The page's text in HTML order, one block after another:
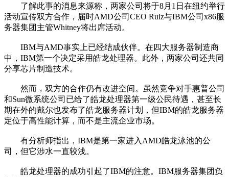
了解此事的消息来源称，两家公司将于8月1日在纽约举行
活动宣传双方合作，届时AMD公司CEO Ruiz与IBM公司x86服
务器集团主管Whitney将出席活动。
IBM与AMD事实上已经结成伙伴。在四大服务器制造商
中，IBM第一个决定采用皓龙处理器。此外，两家公司还共同
分享芯片制造技术。
然而，双方的合作仍有改进空间。虽然竞争对手惠普公司
和Sun微系统公司已给了皓龙处理器第一级公民待遇，甚至长
期在外的戴尔也发布了皓龙服务器计划，但IBM的皓龙服务器
定位于高性能计算，而不是主流企业市场。
有分析师指出，IBM是第一家进入AMD皓龙泳池的公
司，但它涉水一直较浅。
皓龙处理器的成功引起了IBM的注意。IBM服务器集团负